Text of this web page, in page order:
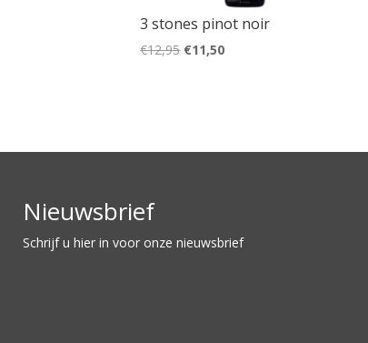
3 stones pinot noir
€12,95 Oorspronkelijke
€11,50Huidige
Nieuwsbrief
Schrijf u hier in voor onze nieuwsbrief